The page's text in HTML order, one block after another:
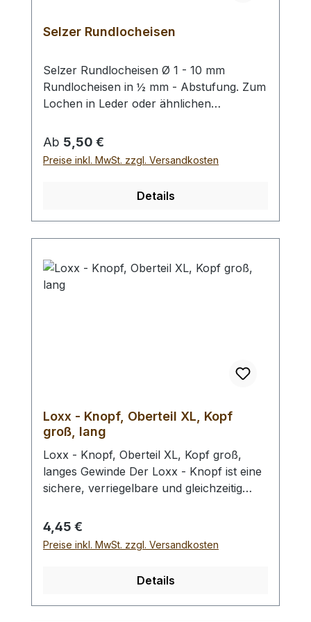
zu betrachten oder uns zu kontaktieren.
Selzer Rundlocheisen
Selzer Rundlocheisen Ø 1 - 10 mm
Rundlocheisen in ½ mm - Abstufung. Zum
Lochen in Leder oder ähnlichen
Unterlage und einen geeigneten
Hammer zum Schlagen, (keinen
Stahlhammer; Gefahr des Splitterns) siehe
erhalten Sie 1 Selzer Rundlocheisen der
gewählten Größe.
Regulärer Preis:
Ab 5,50 €
Preise inkl. MwSt. zzgl. Versandkosten
Details
Loxx - Knopf, Oberteil XL, Kopf
groß, lang
Loxx - Knopf, Oberteil XL, Kopf groß,
langes Gewinde Der Loxx - Knopf ist eine
sichere, verriegelbare und gleichzeitig
Sicherungslösung, die unabsichtiges
Öffnen verhindert. Ursprünglich für die
Befestigung von textilen
Knopf heute in vielen Bereichen zu finden.
Ideal z.B. als Befestigung von Gitarren-
Regulärer Preis:
4,45 €
Preise inkl. MwSt. zzgl. Versandkosten
Details